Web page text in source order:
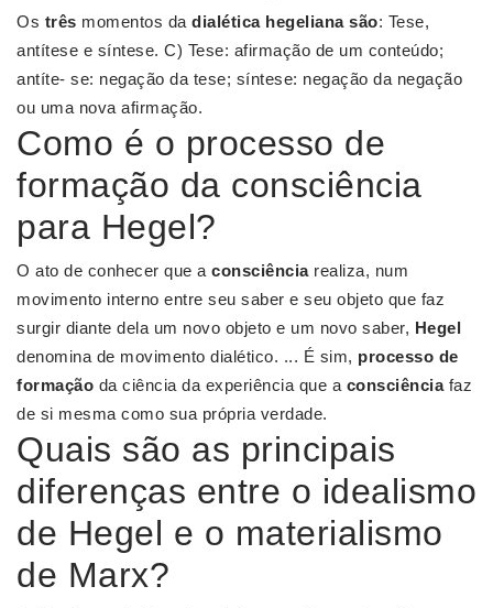
Os três momentos da dialética hegeliana são: Tese,
antítese e síntese. C) Tese: afirmação de um conteúdo;
antíte- se: negação da tese; síntese: negação da negação
ou uma nova afirmação.
Como é o processo de
formação da consciência
para Hegel?
O ato de conhecer que a consciênciarealiza, num
movimento interno entre seu saber e seu objeto que faz
surgir diante dela um novo objeto e um novo saber, Hegel
denomina de movimento dialético. ... É sim, processo de
formação da ciência da experiência que a consciênciafaz
de si mesma como sua própria verdade.
Quais são as principais
diferenças entre o idealismo
de Hegel e o materialismo
de Marx?